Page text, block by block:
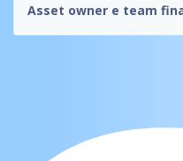
Asset owner e team